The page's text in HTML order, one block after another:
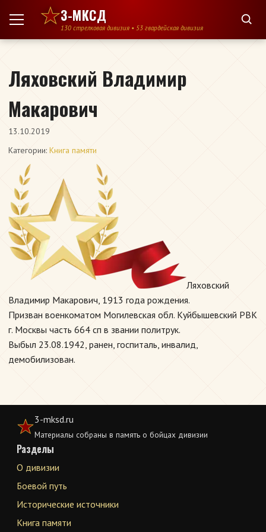
Перейти к содержимому
3-МКСД
130 стрелковая дивизия • 53 гвардейская дивизия
Ляховский Владимир
Макарович
13.10.2019
Категории: Книга памяти
Ляховский
Владимир Макарович, 1913 года рождения.
Призван военкоматом Могилевская обл. Куйбышевский РВК
г. Москвы часть 664 сп в звании политрук.
Выбыл 23.08.1942, ранен, госпиталь, инвалид,
демобилизован.
3-mksd.ru
Материалы собраны в память о бойцах дивизии
Разделы
О дивизии
Боевой путь
Исторические источники
Книга памяти